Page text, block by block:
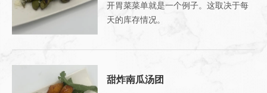
开胃菜菜单就是一个例子。这取决于每
天的库存情况。
甜炸南瓜汤团